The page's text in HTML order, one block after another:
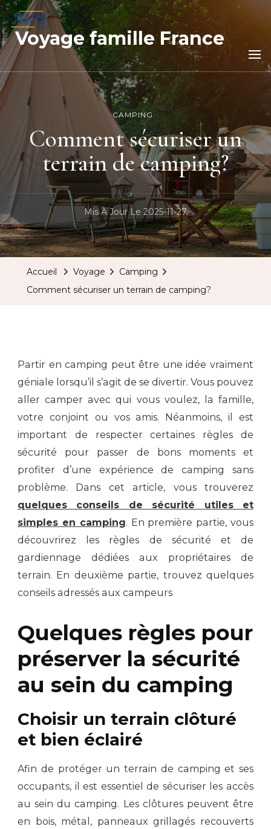
Voyage famille France
CAMPING
Comment sécuriser un
terrain de camping?
Mis À Jour Le 2025-11-27
Accueil Voyage
Camping
Comment sécuriser un terrain de camping?
Partir en camping peut être une idée vraiment
géniale lorsqu’il s’agit de se divertir. Vous pouvez
aller camper avec qui vous voulez, la famille,
votre conjoint ou vos amis. Néanmoins, il est
important de respecter certaines règles de
sécurité pour passer de bons moments et
profiter d’une expérience de camping sans
problème. Dans cet article, vous trouverez
quelques conseils de sécurité utiles et
simples en camping. En première partie, vous
découvrirez les règles de sécurité et de
gardiennage dédiées aux propriétaires de
terrain. En deuxième partie, trouvez quelques
conseils adressés aux campeurs
Quelques règles pour
préserver la sécurité
au sein du camping
Choisir un terrain clôturé
et bien éclairé
Afin de protéger un terrain de camping et ses
occupants, il est essentiel de sécuriser les accès
au sein du camping. Les clôtures peuvent être
en bois, métal, panneaux grillagés recouverts